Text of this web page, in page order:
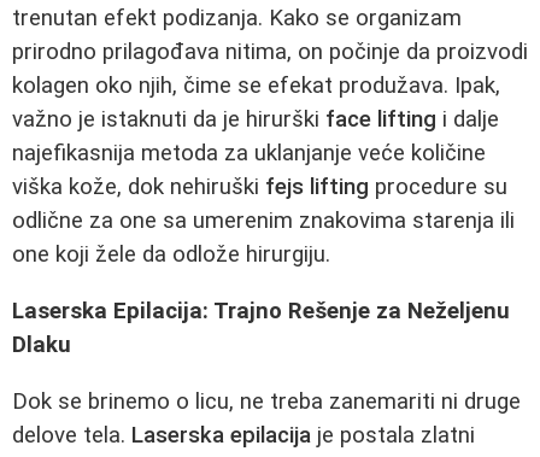
trenutan efekt podizanja. Kako se organizam
prirodno prilagođava nitima, on počinje da proizvodi
kolagen oko njih, čime se efekat produžava. Ipak,
važno je istaknuti da je hirurški face lifting i dalje
najefikasnija metoda za uklanjanje veće količine
viška kože, dok nehiruški fejs lifting procedure su
odlične za one sa umerenim znakovima starenja ili
one koji žele da odlože hirurgiju.
Laserska Epilacija: Trajno Rešenje za Neželjenu
Dlaku
Dok se brinemo o licu, ne treba zanemariti ni druge
delove tela. Laserska epilacija je postala zlatni